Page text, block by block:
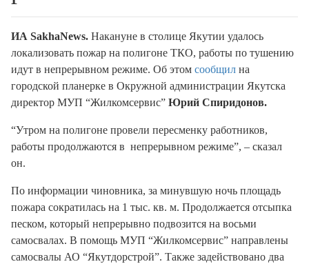
ИA SakhaNews. Накануне в столице Якутии удалось
локализовать пожар на полигоне ТКО, работы по тушению
идут в непрерывном режиме. Об этом сообщил на
городской планерке в Окружной администрации Якутска
директор МУП “Жилкомсервис” Юрий Спиридонов.
“Утром на полигоне провели пересменку работников,
работы продолжаются в непрерывном режиме”, – сказал
он.
По информации чиновника, за минувшую ночь площадь
пожара сократилась на 1 тыс. кв. м. Продолжается отсыпка
песком, который непрерывно подвозится на восьми
самосвалах. В помощь МУП “Жилкомсервис” направлены
самосвалы АО “Якутдорстрой”. Также задействовано два